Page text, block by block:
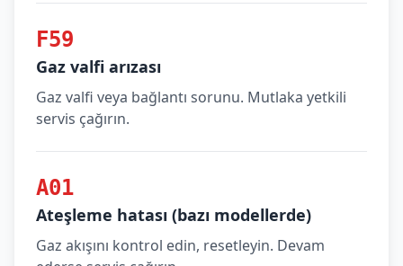
F59
Gaz valfi arızası
Gaz valfi veya bağlantı sorunu. Mutlaka yetkili
servis çağırın.
A01
Ateşleme hatası (bazı modellerde)
Gaz akışını kontrol edin, resetleyin. Devam